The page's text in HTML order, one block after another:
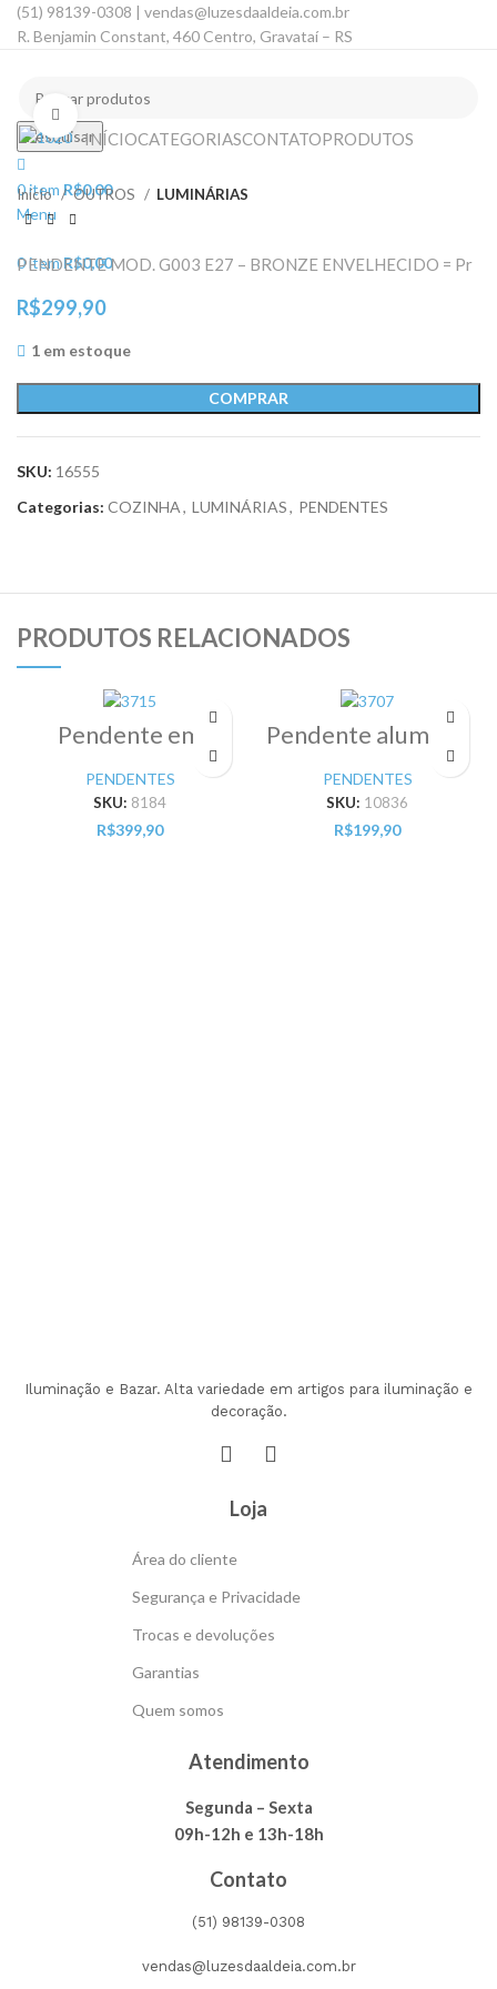
(51) 98139-0308 | vendas@luzesdaaldeia.com.br
R. Benjamin Constant, 460 Centro, Gravataí – RS
Pesquisar
0item R$0,00
Menu
0item R$0,00
INÍCIOCATEGORIASCONTATOPRODUTOS
Início OUTROS LUMINÁRIAS
PENDENTE MOD. G003 E27 – BRONZE ENVELHECIDO = Pr
R$299,90
1 em estoque
COMPRAR
SKU: 16555
Categorias: COZINHA, LUMINÁRIAS, PENDENTES
PRODUTOS RELACIONADOS
Pendente em
metal cromado
1XE27 16cm = Pr
– 50%
PENDENTES
SKU: 8184
R$399,90
Pendente aluminio
led 1X1W bivolt=
Pr
PENDENTES
SKU: 10836
R$199,90
Iluminação e Bazar. Alta variedade em artigos para iluminação e
decoração.
Loja
Área do cliente
Segurança e Privacidade
Trocas e devoluções
Garantias
Quem somos
Atendimento
Segunda – Sexta
09h-12h e 13h-18h
Contato
(51) 98139-0308
vendas@luzesdaaldeia.com.br